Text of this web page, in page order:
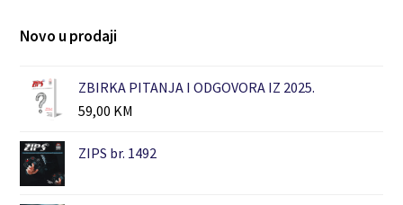
Novo u prodaji
ZBIRKA PITANJA I ODGOVORA IZ 2025.
59,00 KM
ZIPS br. 1492